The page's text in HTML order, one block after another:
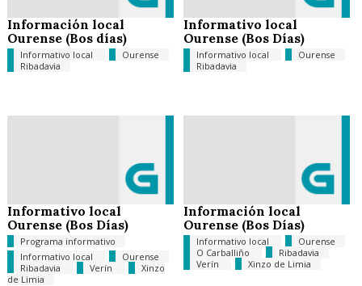
Información local
Ourense (Bos días)
Informativo local
Ourense
Ribadavia
Informativo local
Ourense (Bos Días)
Informativo local
Ourense
Ribadavia
Informativo local
Ourense (Bos Días)
Programa informativo
Informativo local
Ourense
Ribadavia
Verín
Xinzo
de Limia
Información local
Ourense (Bos Días)
Informativo local
Ourense
O Carballiño
Ribadavia
Verín
Xinzo de Limia